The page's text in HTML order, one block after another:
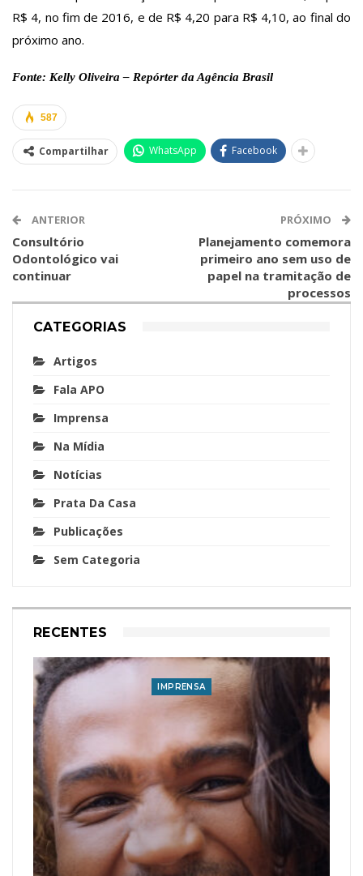
R$ 4, no fim de 2016, e de R$ 4,20 para R$ 4,10, ao final do
próximo ano.
Fonte: Kelly Oliveira – Repórter da Agência Brasil
587
Compartilhar WhatsApp Facebook
ANTERIOR
Consultório
Odontológico vai
continuar
PRÓXIMO
Planejamento comemora
primeiro ano sem uso de
papel na tramitação de
processos
CATEGORIAS
Artigos
Fala APO
Imprensa
Na Mídia
Notícias
Prata Da Casa
Publicações
Sem Categoria
RECENTES
IMPRENSA